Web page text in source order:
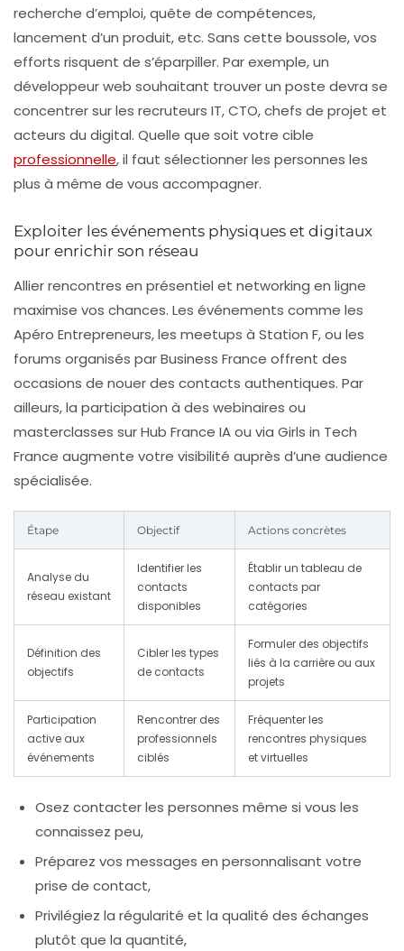
recherche d’emploi, quête de compétences,
lancement d’un produit, etc. Sans cette boussole, vos
efforts risquent de s’éparpiller. Par exemple, un
développeur web souhaitant trouver un poste devra se
concentrer sur les recruteurs IT, CTO, chefs de projet et
acteurs du digital. Quelle que soit votre cible
professionnelle, il faut sélectionner les personnes les
plus à même de vous accompagner.
Exploiter les événements physiques et digitaux
pour enrichir son réseau
Allier rencontres en présentiel et networking en ligne
maximise vos chances. Les événements comme les
Apéro Entrepreneurs, les meetups à Station F, ou les
forums organisés par Business France offrent des
occasions de nouer des contacts authentiques. Par
ailleurs, la participation à des webinaires ou
masterclasses sur Hub France IA ou via Girls in Tech
France augmente votre visibilité auprès d’une audience
spécialisée.
Étape Objectif Actions concrètes
Analyse du
réseau existant
Identifier les
contacts
disponibles
Établir un tableau de
contacts par
catégories
Définition des
objectifs
Cibler les types
de contacts
Formuler des objectifs
liés à la carrière ou aux
projets
Participation
active aux
événements
Rencontrer des
professionnels
ciblés
Fréquenter les
rencontres physiques
et virtuelles
Osez contacter les personnes même si vous les
connaissez peu,
Préparez vos messages en personnalisant votre
prise de contact,
Privilégiez la régularité et la qualité des échanges
plutôt que la quantité,